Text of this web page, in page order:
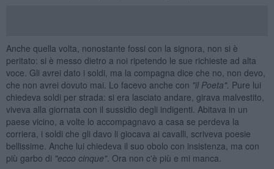
Anche quella volta, nonostante fossi con la signora, non si è
peritato: si è messo dietro a noi ripetendo le sue richieste ad alta
voce. Gli avrei dato i soldi, ma la compagna dice che no, non devo,
che non avrei dovuto mai. Lo facevo anche con "il Poeta". Pure lui
chiedeva soldi per strada: si era lasciato andare, girava malvestito,
viveva alla giornata con il sussidio degli indigenti. Abitava in un
paese vicino, a volte lo accompagnavo a casa se perdeva la
corriera, i soldi che gli davo li giocava ai cavalli, scriveva poesie
bellissime. Anche lui chiedeva il suo obolo con insistenza, ma con
più garbo di "ecco cinque". Ora non c'è più e mi manca.